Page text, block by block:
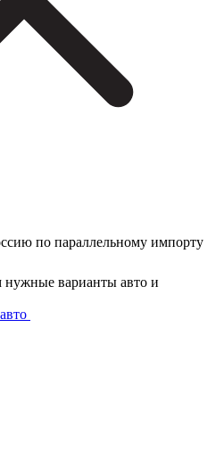
по параллельному импорту
нужные варианты авто и